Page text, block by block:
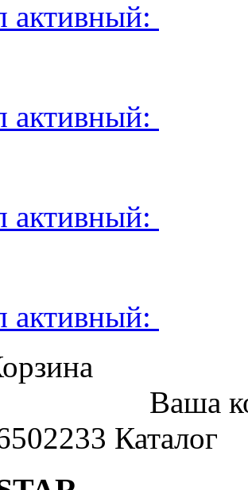
активный:
активный:
активный:
активный:
Ваша
Каталог